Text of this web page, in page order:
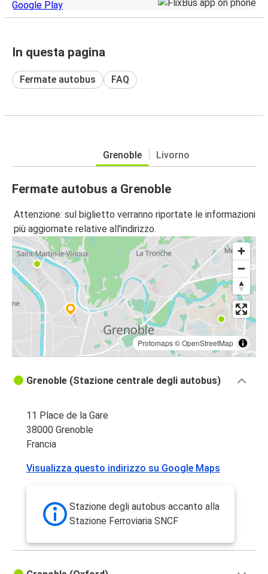
In questa pagina
Fermate autobus FAQ
Grenoble Livorno
Fermate autobus a Grenoble
Attenzione: sul biglietto verranno riportate le informazioni
più aggiornate relative all'indirizzo.
Protomaps©OpenStreetMap
Grenoble (Stazione centrale degli autobus)
11 Place de la Gare
38000 Grenoble
Francia
Visualizza questo indirizzo su Google Maps
Stazione degli autobus accanto alla
Stazione Ferroviaria SNCF